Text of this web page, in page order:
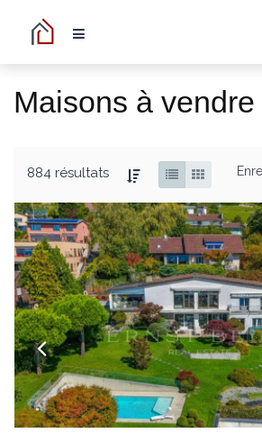
Maisons à vendre
884 résultats